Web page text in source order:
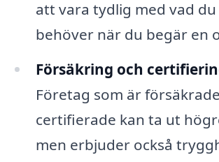
att vara tydlig med vad
behöver när du begär en
Försäkring och
Företag som är
certifierade kan ta ut
men erbjuder också